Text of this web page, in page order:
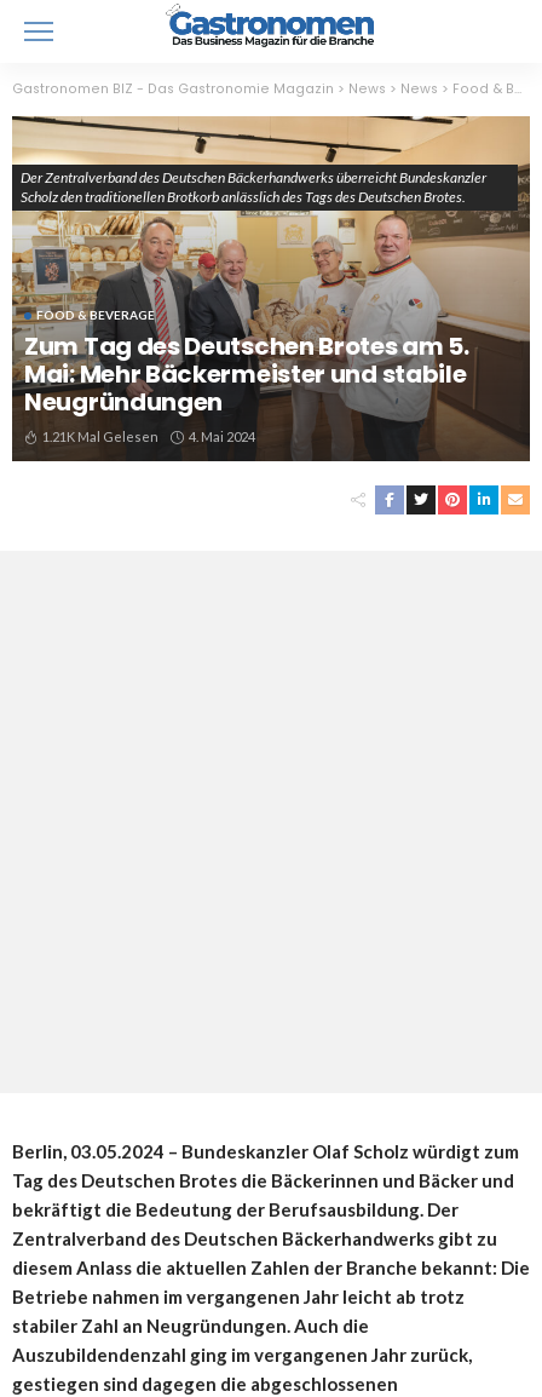
Gastronomen BIZ - Das Gastronomie Magazin > News > News > Food & Beverage
FOOD & BEVERAGE
Zum Tag des Deutschen Brotes am 5.
Mai: Mehr Bäckermeister und stabile
Neugründungen
1.21K Mal Gelesen 4. Mai 2024
Der Zentralverband des Deutschen Bäckerhandwerks überreicht Bundeskanzler
Scholz den traditionellen Brotkorb anlässlich des Tags des Deutschen Brotes.
Berlin, 03.05.2024 – Bundeskanzler Olaf Scholz würdigt zum
Tag des Deutschen Brotes die Bäckerinnen und Bäcker und
bekräftigt die Bedeutung der Berufsausbildung. Der
Zentralverband des Deutschen Bäckerhandwerks gibt zu
diesem Anlass die aktuellen Zahlen der Branche bekannt: Die
Betriebe nahmen im vergangenen Jahr leicht ab trotz
stabiler Zahl an Neugründungen. Auch die
Auszubildendenzahl ging im vergangenen Jahr zurück,
gestiegen sind dagegen die abgeschlossenen